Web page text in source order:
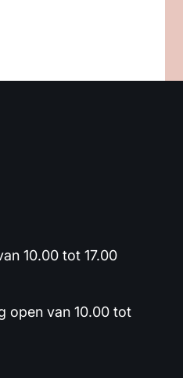
10.00 tot 17.00
open van 10.00 tot